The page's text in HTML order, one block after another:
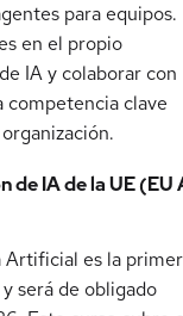
para equipos.
en el propio
IA y colaborar con
competencia clave
IA de la UE (EU
Artificial es la
será de obligado